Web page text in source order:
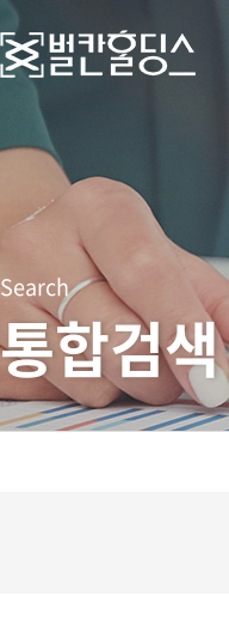
Search
통합검색